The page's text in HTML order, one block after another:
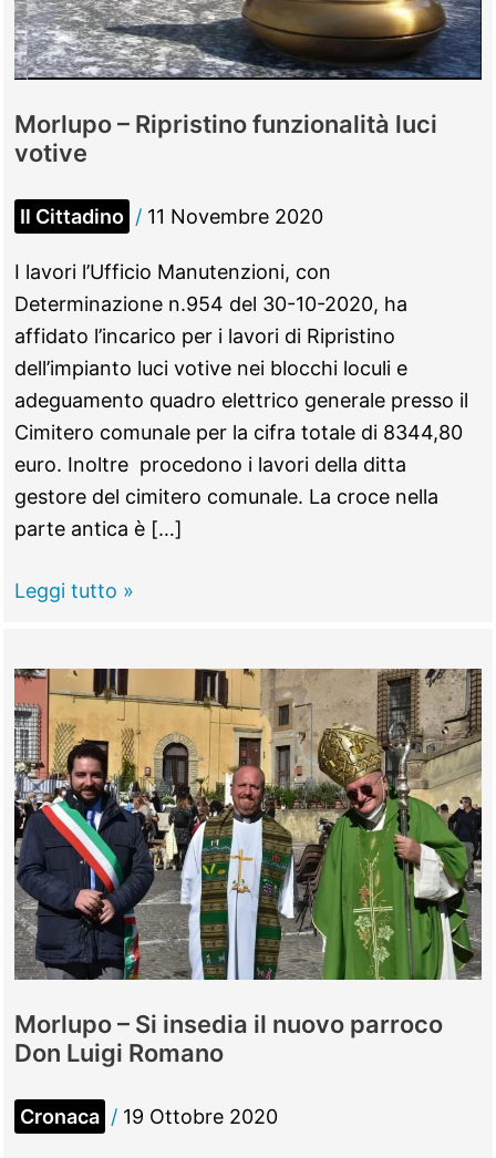
Morlupo – Ripristino funzionalità luci
votive
Il Cittadino / 11 Novembre 2020
I lavori l’Ufficio Manutenzioni, con
Determinazione n.954 del 30-10-2020, ha
affidato l’incarico per i lavori di Ripristino
dell’impianto luci votive nei blocchi loculi e
adeguamento quadro elettrico generale presso il
Cimitero comunale per la cifra totale di 8344,80
euro. Inoltre procedono i lavori della ditta
gestore del cimitero comunale. La croce nella
parte antica è […]
Morlupo
funzionalità
luci
votive
Leggi tutto »
Morlupo – Si insedia il nuovo parroco
Don Luigi Romano
Cronaca / 19 Ottobre 2020